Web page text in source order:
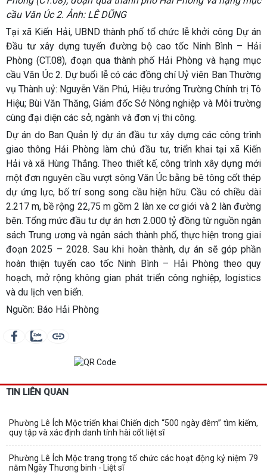
cầu Văn Úc 2. Ảnh: LÊ DŨNG
Tại xã Kiến Hải, UBND thành phố tổ chức lễ khởi công Dự án
Đầu tư xây dựng tuyến đường bộ cao tốc Ninh Bình – Hải
Phòng (CT.08), đoạn qua thành phố Hải Phòng và hạng mục
cầu Văn Úc 2. Dự buổi lễ có các đồng chí Uỷ viên Ban Thường
vụ Thành uỷ: Nguyễn Văn Phú, Hiệu trưởng Trường Chính trị Tô
Hiệu; Bùi Văn Thăng, Giám đốc Sở Nông nghiệp và Môi trường
cùng đại diện các sở, ngành và đơn vị thi công.
Dự án do Ban Quản lý dự án đầu tư xây dựng các công trình
giao thông Hải Phòng làm chủ đầu tư, triển khai tại xã Kiến
Hải và xã Hùng Thắng. Theo thiết kế, công trình xây dựng mới
một đơn nguyên cầu vượt sông Văn Úc bằng bê tông cốt thép
dự ứng lực, bố trí song song cầu hiện hữu. Cầu có chiều dài
2.217 m, bề rộng 22,75 m gồm 2 làn xe cơ giới và 2 làn đường
bên. Tổng mức đầu tư dự án hơn 2.000 tỷ đồng từ nguồn ngân
sách Trung ương và ngân sách thành phố, thực hiện trong giai
đoạn 2025 – 2028. Sau khi hoàn thành, dự án sẽ góp phần
hoàn thiện tuyến cao tốc Ninh Bình – Hải Phòng theo quy
hoạch, mở rộng không gian phát triển công nghiệp, logistics
và du lịch ven biển.
Nguồn: Báo Hải Phòng
TIN LIÊN QUAN
Phường Lê Ích Mộc triển khai Chiến dịch “500 ngày đêm” tìm kiếm,
quy tập và xác định danh tính hài cốt liệt sĩ
Phường Lê Ích Mộc trang trọng tổ chức các hoạt động kỷ niệm 79
năm Ngày Thương binh - Liệt sĩ